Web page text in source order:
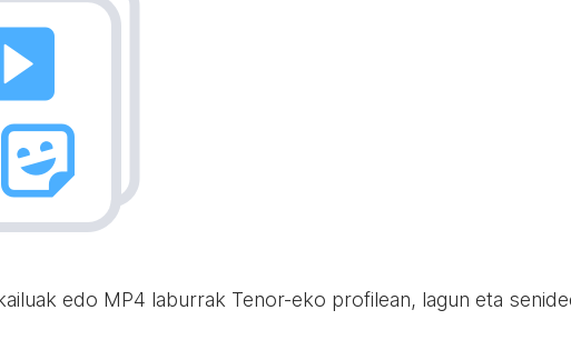
edo MP4 laburrak Tenor-eko profilean, lagun eta